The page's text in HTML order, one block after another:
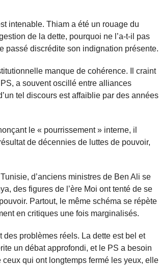
intenable. Thiam a été un rouage du
de la dette, pourquoi ne l’a-t-il pas
passé discrédite son indignation présente.
manque de cohérence. Il craint
a souvent oscillé entre alliances
tel discours est affaiblie par des années
le « pourrissement » interne, il
de décennies de luttes de pouvoir,
d’anciens ministres de Ben Ali se
des figures de l’ère Moi ont tenté de se
Partout, le même schéma se répète
en critiques une fois marginalisés.
problèmes réels. La dette est bel et
un débat approfondi, et le PS a besoin
qui ont longtemps fermé les yeux, elle